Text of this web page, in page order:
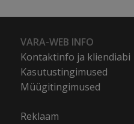
VARA-WEB INFO
Kontaktinfo ja kliendiabi
Kasutustingimused
Müügitingimused
Reklaam